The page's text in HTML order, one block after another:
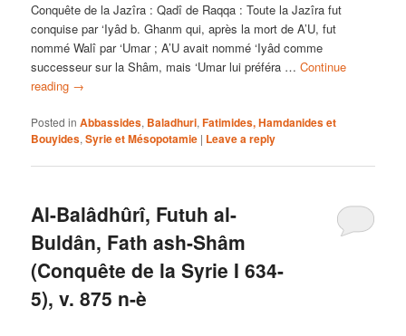
Conquête de la Jazîra : Qadî de Raqqa : Toute la Jazîra fut
conquise par ‘Iyâd b. Ghanm qui, après la mort de A’U, fut
nommé Walî par ‘Umar ; A’U avait nommé ‘Iyâd comme
successeur sur la Shâm, mais ‘Umar lui préféra …Continue
reading →
Posted in Abbassides, Baladhuri,Fatimides, Hamdanides et
Bouyides,Syrie et Mésopotamie | Leave a reply
Al-Balâdhûrî, Futuh al-
Buldân, Fath ash-Shâm
(Conquête de la Syrie I 634-
5), v. 875 n-è